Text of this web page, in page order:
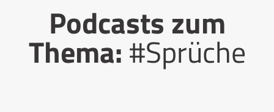
Podcasts zum
Thema:#Sprüche